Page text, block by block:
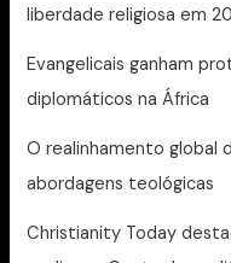
liberdade religiosa em
Evangelicais ganham
diplomáticos na África
O realinhamento global
abordagens teológicas
Christianity Today